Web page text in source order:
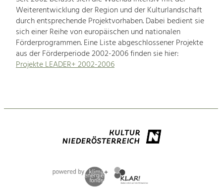
Weiterentwicklung der Region und der Kulturlandschaft
durch entsprechende Projektvorhaben. Dabei bedient sie
sich einer Reihe von europäischen und nationalen
Förderprogrammen. Eine Liste abgeschlossener Projekte
aus der Förderperiode 2002-2006 finden sie hier:
Projekte LEADER+ 2002-2006